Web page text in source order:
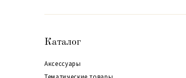
Каталог
Аксессуары